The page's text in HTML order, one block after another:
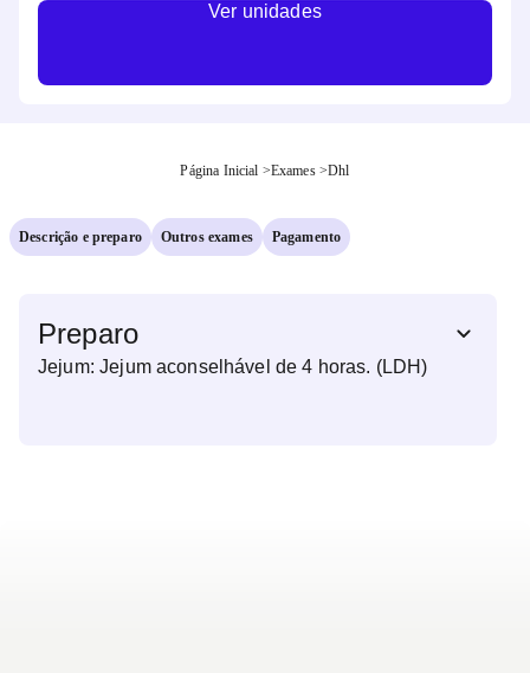
Ver unidades
Página Inicial >Exames >Dhl
Descrição e preparo Outros exames Pagamento
Preparo
Jejum: Jejum aconselhável de 4 horas. (LDH)